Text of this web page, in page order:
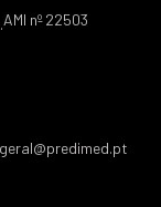
AMI nº 22503
geral@predimed.pt